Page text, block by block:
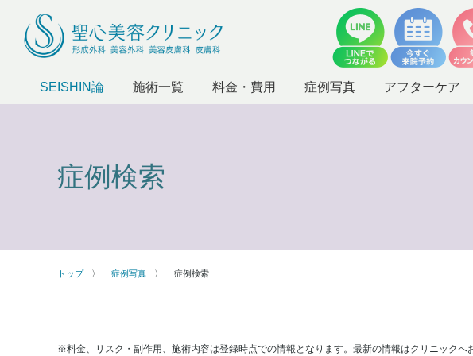
SEISHIN論 施術一覧 料金・費用 症例写真 アフターケア
症例検索
トップ 症例写真 症例検索
※料金、リスク・副作用、施術内容は登録時点での情報となります。最新の情報はクリニックへ